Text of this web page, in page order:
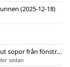
(2025-12-18)
Göteborg: Bostadsbolaget vädjar att sluta kasta ut sopor från fönstren
sedan